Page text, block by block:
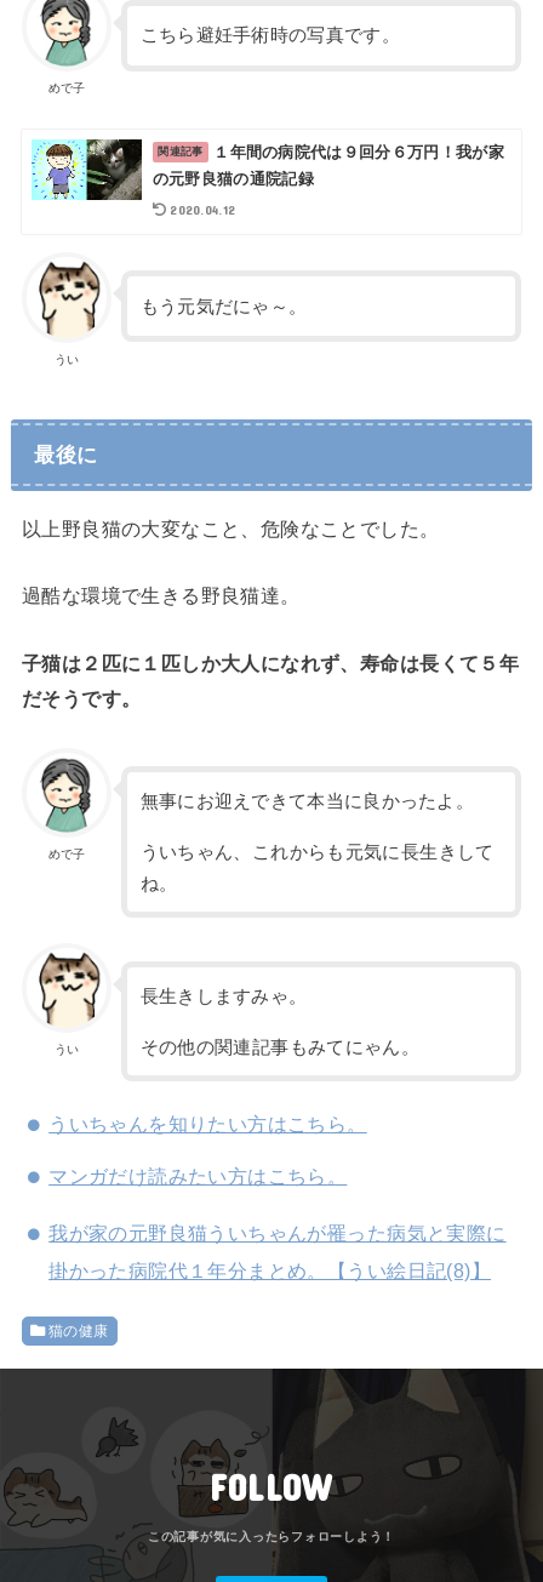
めで子
こちら避妊手術時の写真です。
１年間の病院代は９回分６万円！我が家
の元野良猫の通院記録
2020.04.12
うい
もう元気だにゃ～。
最後に
以上野良猫の大変なこと、危険なことでした。
過酷な環境で生きる野良猫達。
子猫は２匹に１匹しか大人になれず、寿命は長くて５年
だそうです。
めで子
無事にお迎えできて本当に良かったよ。
ういちゃん、これからも元気に長生きして
ね。
うい
長生きしますみゃ。
その他の関連記事もみてにゃん。
ういちゃんを知りたい方はこちら。
マンガだけ読みたい方はこちら。
我が家の元野良猫ういちゃんが罹った病気と実際に
掛かった病院代１年分まとめ。【うい絵日記(8)】
猫の健康
FOLLOW